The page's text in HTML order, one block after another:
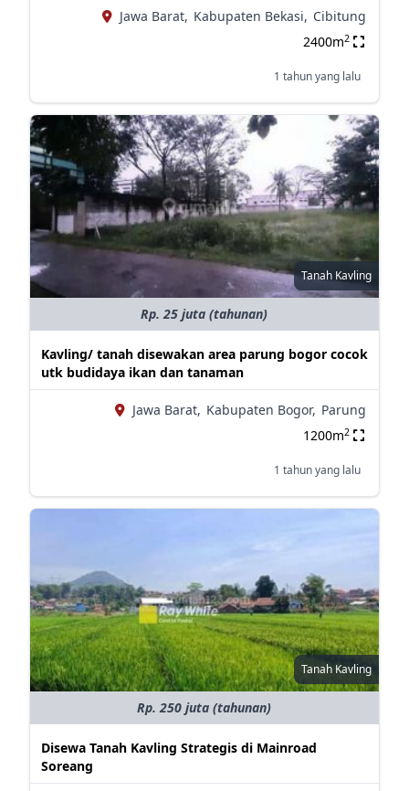
Jawa Barat, Kabupaten Bekasi, Cibitung
2400m2
1 tahun yang lalu
Tanah Kavling
Rp. 25 juta (tahunan)
Kavling/ tanah disewakan area parung bogor cocok
utk budidaya ikan dan tanaman
Jawa Barat, Kabupaten Bogor, Parung
1200m2
1 tahun yang lalu
Tanah Kavling
Rp. 250 juta (tahunan)
Disewa Tanah Kavling Strategis di Mainroad
Soreang